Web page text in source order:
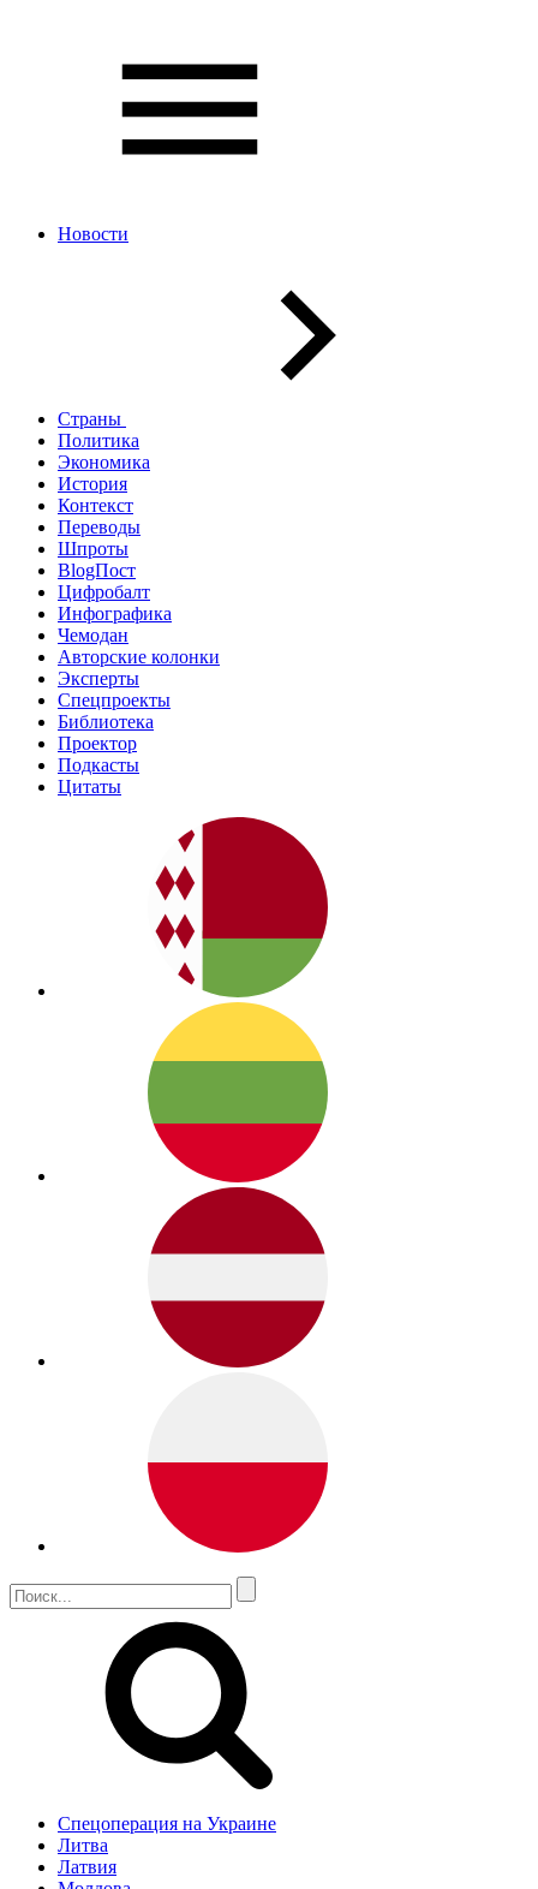
Новости
Страны
Политика
Экономика
История
Контекст
Переводы
Шпроты
BlogПост
Цифробалт
Инфографика
Чемодан
Авторские колонки
Эксперты
Спецпроекты
Библиотека
Проектор
Подкасты
Цитаты
Спецоперация на Украине
Литва
Латвия